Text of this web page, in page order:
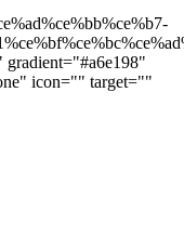
icon="" target=""